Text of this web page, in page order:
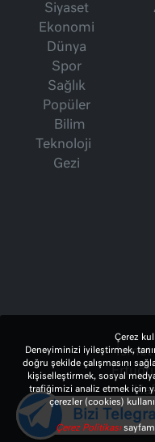
Siyaset
Ekonomi
Dünya
Spor
Sağlık
Popüler
Bilim
Teknoloji
Gezi
İsmet
Çerez
Deneyiminizi iyileştirmek,
doğru şekilde çalışmasını
kişiselleştirmek, sosyal
trafiğimizi analiz etmek için
çerezler (cookies)
Çerez Politikası
Bizi